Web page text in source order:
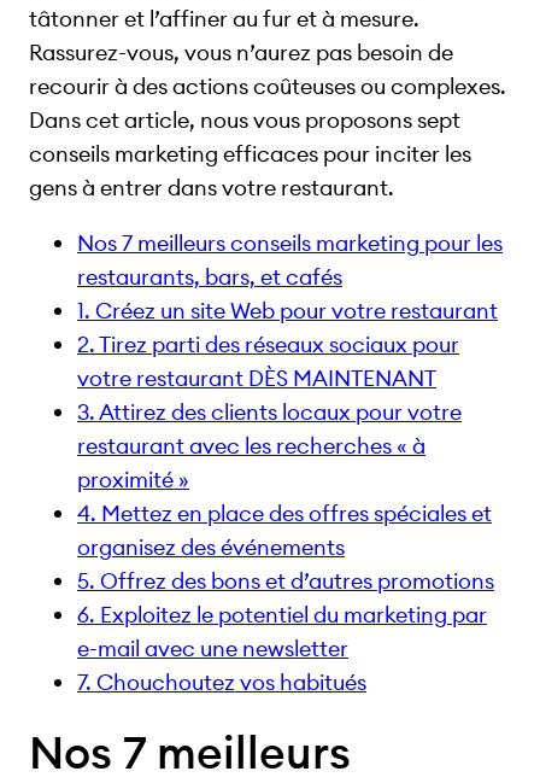
tâtonner et l’affiner au fur et à mesure.
Rassurez-vous, vous n’aurez pas besoin de
recourir à des actions coûteuses ou complexes.
Dans cet article, nous vous proposons sept
conseils marketing efficaces pour inciter les
gens à entrer dans votre restaurant.
Nos 7 meilleurs conseils marketing pour les
restaurants, bars, et cafés
1. Créez un site Web pour votre restaurant
2. Tirez parti des réseaux sociaux pour
votre restaurant DÈS MAINTENANT
3. Attirez des clients locaux pour votre
restaurant avec les recherches « à
proximité »
4. Mettez en place des offres spéciales et
organisez des événements
5. Offrez des bons et d’autres promotions
6. Exploitez le potentiel du marketing par
e-mail avec une newsletter
7. Chouchoutez vos habitués
Nos 7 meilleurs